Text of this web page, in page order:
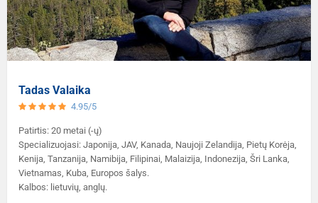
Tadas Valaika
4.95/5
Patirtis: 20 metai (-ų)
Specializuojasi: Japonija, JAV, Kanada, Naujoji Zelandija, Pietų Korėja,
Kenija, Tanzanija, Namibija, Filipinai, Malaizija, Indonezija, Šri Lanka,
Vietnamas, Kuba, Europos šalys.
Kalbos: lietuvių, anglų.